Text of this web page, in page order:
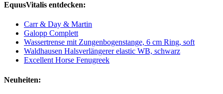
EquusVitalis entdecken:
Carr & Day & Martin
Galopp Complett
Wassertrense mit Zungenbogenstange, 6 cm Ring, soft
Waldhausen Halsverlängerer elastic WB, schwarz
Excellent Horse Fenugreek
Neuheiten: